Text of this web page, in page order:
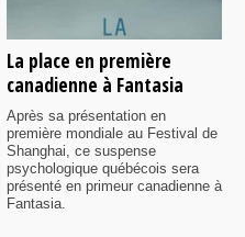
La place en première
canadienne à Fantasia
Après sa présentation en
première mondiale au Festival de
Shanghai, ce suspense
psychologique québécois sera
présenté en primeur canadienne à
Fantasia.